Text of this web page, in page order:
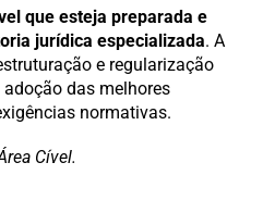
que esteja preparada e
jurídica especializada. A
e regularização
das melhores
normativas.
Cível.